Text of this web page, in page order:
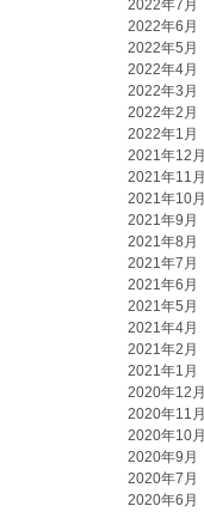
2022年7月
2022年6月
2022年5月
2022年4月
2022年3月
2022年2月
2022年1月
2021年12月
2021年11月
2021年10月
2021年9月
2021年8月
2021年7月
2021年6月
2021年5月
2021年4月
2021年2月
2021年1月
2020年12月
2020年11月
2020年10月
2020年9月
2020年7月
2020年6月